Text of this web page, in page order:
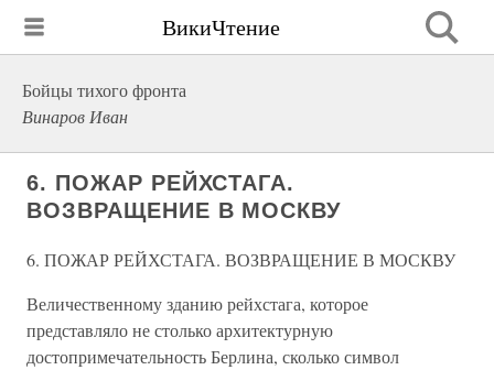
ВикиЧтение
Бойцы тихого фронта
Винаров Иван
6. ПОЖАР РЕЙХСТАГА.
ВОЗВРАЩЕНИЕ В МОСКВУ
6. ПОЖАР РЕЙХСТАГА. ВОЗВРАЩЕНИЕ В МОСКВУ
Величественному зданию рейхстага, которое
представляло не столько архитектурную
достопримечательность Берлина, сколько символ